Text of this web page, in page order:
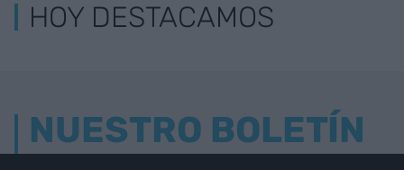
HOY DESTACAMOS
NUESTRO BOLETÍN